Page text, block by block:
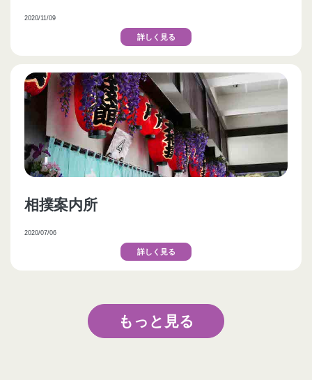
2020/11/09
詳しく見る
相撲案内所
2020/07/06
詳しく見る
もっと見る